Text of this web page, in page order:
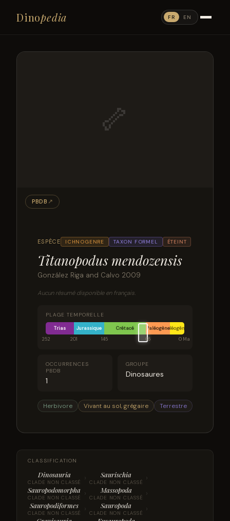
Dinopedia FR EN
ESPÈCE ICHNOGENRE TAXON FORMEL ÉTEINT
Titanopodus mendozensis
González Riga and Calvo 2009
Aucun résumé disponible en français.
PLAGE TEMPORELLE
Trias Jurassique Crétacé PaléogèneNéogène
252
201 145 66 0 Ma
OCCURRENCES
PBDB
1
GROUPE
Dinosaures
Herbivore Vivant au sol, grégaire Terrestre
🦴
PBDB ↗
CLASSIFICATION
Dinosauria
CLADE NON CLASSÉ › Saurischia
CLADE NON CLASSÉ ›
Sauropodomorpha
CLADE NON CLASSÉ › Massopoda
CLADE NON CLASSÉ ›
Sauropodiformes
CLADE NON CLASSÉ › Sauropoda
CLADE NON CLASSÉ ›